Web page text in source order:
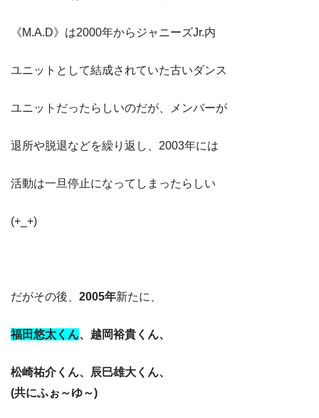
《M.A.D》は2000年からジャニーズJr.内
ユニットとして結成されていた古いダンス
ユニットだったらしいのだが、メンバーが
退所や脱退などを繰り返し、2003年には
活動は一旦停止になってしまったらしい
(+_+)
だがその後、 2005年新たに、
福田悠太くん、越岡裕貴くん、
松崎祐介くん、辰巳雄大くん、
(共にふぉ～ゆ～)